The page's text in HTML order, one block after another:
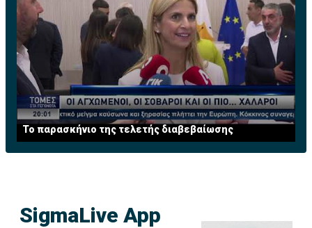
Το παρασκήνιο της τελετής διαβεβαίωσης
SigmaLive App